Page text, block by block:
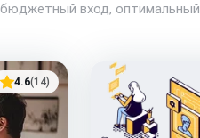
бюджетный вход, оптимальный
4.6(14)